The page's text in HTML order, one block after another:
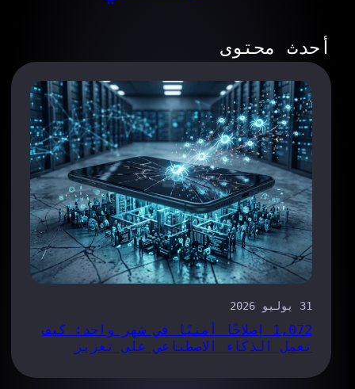
أحدث محتوى
31 يوليو 2026
1,072 إصلاحًا أمنيًا في شهر واحد: كيف
تعمل الذكاء الاصطناعي على تعزيز
«كروم»